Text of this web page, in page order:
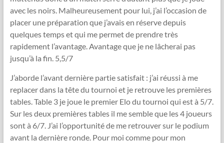
avec les noirs. Malheureusement pour lui, j’ai l’occasion de
placer une préparation que j’avais en réserve depuis
quelques temps et qui me permet de prendre très
rapidement l’avantage. Avantage que je ne lâcherai pas
jusqu’à la fin. 5,5/7
J’aborde l’avant dernière partie satisfait : j’ai réussi à me
replacer dans la tête du tournoi et je retrouve les premières
tables. Table 3 je joue le premier Elo du tournoi qui est à 5/7.
Sur les deux premières tables il me semble que les 4 joueurs
sont à 6/7. J’ai l’opportunité de me retrouver sur le podium
avant la dernière ronde. Pour moi comme pour mon